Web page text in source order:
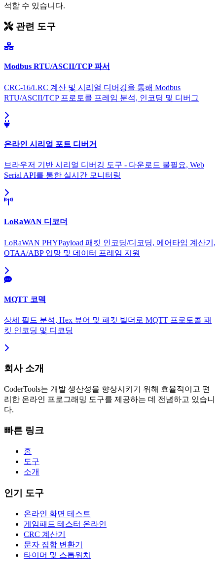
석할 수 있습니다.
관련 도구
Modbus RTU/ASCII/TCP 파서
CRC-16/LRC 계산 및 시리얼 디버깅을 통해 Modbus
RTU/ASCII/TCP 프로토콜 프레임 분석, 인코딩 및 디버그
온라인 시리얼 포트 디버거
브라우저 기반 시리얼 디버깅 도구 - 다운로드 불필요, Web
Serial API를 통한 실시간 모니터링
LoRaWAN 디코더
LoRaWAN PHYPayload 패킷 인코딩/디코딩, 에어타임 계산기,
OTAA/ABP 입망 및 데이터 프레임 지원
MQTT 코덱
상세 필드 분석, Hex 뷰어 및 패킷 빌더로 MQTT 프로토콜 패
킷 인코딩 및 디코딩
회사 소개
CoderTools는 개발 생산성을 향상시키기 위해 효율적이고 편
리한 온라인 프로그래밍 도구를 제공하는 데 전념하고 있습니
다.
빠른 링크
홈
도구
소개
인기 도구
온라인 화면 테스트
게임패드 테스터 온라인
CRC 계산기
문자 집합 변환기
타이머 및 스톱워치